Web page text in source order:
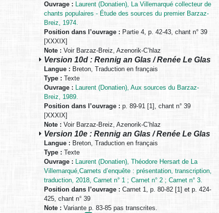
Ouvrage : Laurent (Donatien), La Villemarqué collecteur de
chants populaires - Étude des sources du premier Barzaz-
Breiz, 1974.
Position dans l’ouvrage : Partie 4, p. 42-43, chant n° 39
[XXXIX]
Note : Voir Barzaz-Breiz, Azenorik-C’hlaz
Version 10d : Rennig an Glas / Renée Le Glas
Langue : Breton, Traduction en français
Type : Texte
Ouvrage : Laurent (Donatien), Aux sources du Barzaz-
Breiz, 1989.
Position dans l’ouvrage : p. 89-91 [1], chant n° 39
[XXXIX]
Note : Voir Barzaz-Breiz, Azenorik-C’hlaz
Version 10e : Rennig an Glas / Renée Le Glas
Langue : Breton, Traduction en français
Type : Texte
Ouvrage : Laurent (Donatien), Théodore Hersart de La
Villemarqué,Carnets d’enquête : présentation, transcription,
traduction, 2018, Carnet n° 1 ; Carnet n° 2 ; Carnet n° 3.
Position dans l’ouvrage : Carnet 1, p. 80-82 [1] et p. 424-
425, chant n° 39
Note : Variante p. 83-85 pas transcrites.